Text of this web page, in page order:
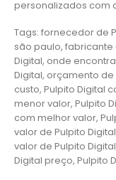
personalizados com
Tags: fornecedor de
são paulo, fabricante
Digital, onde
Digital, orçamento de
custo, Pulpito Digital
menor valor, Pulpito
com melhor valor,
valor de Pulpito
valor de Pulpito
Digital preço, Pulpito